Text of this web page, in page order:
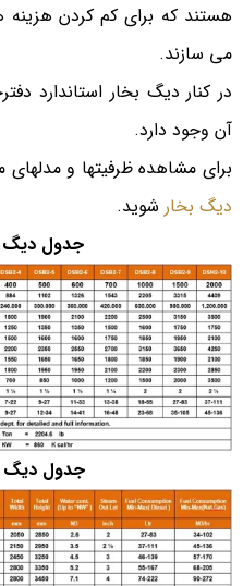
هستند که برای کم کردن هزینه
می سازند.
در کنار دیگ بخار استاندارد
آن وجود دارد.
برای مشاهده ظرفیتها و
دیگ بخار شوید.
جدول دیگ
جدول دیگ